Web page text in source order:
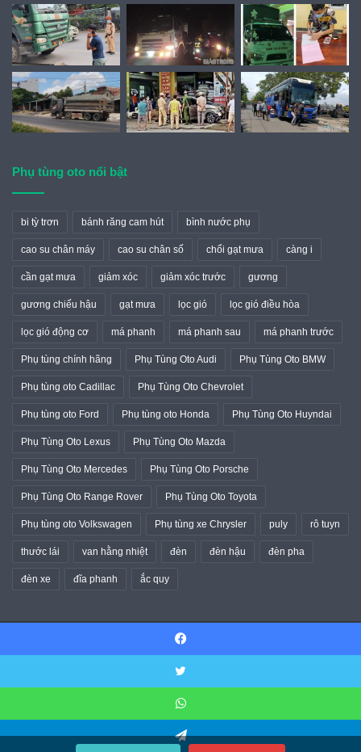
Phụ tùng oto nổi bật
bi tỳ trơn bánh răng cam hút bình nước phụ
cao su chân máy cao su chân số chổi gạt mưa càng i
cần gạt mưa giảm xóc giảm xóc trước gương
gương chiếu hậu gạt mưa lọc gió lọc gió điều hòa
lọc gió động cơ má phanh má phanh sau má phanh trước
Phụ tùng chính hãng Phụ Tùng Oto Audi Phụ Tùng Oto BMW
Phụ tùng oto Cadillac Phụ Tùng Oto Chevrolet
Phụ tùng oto Ford Phụ tùng oto Honda Phụ Tùng Oto Huyndai
Phụ Tùng Oto Lexus Phụ Tùng Oto Mazda
Phụ Tùng Oto Mercedes Phụ Tùng Oto Porsche
Phụ Tùng Oto Range Rover Phụ Tùng Oto Toyota
Phụ tùng oto Volkswagen Phụ tùng xe Chrysler puly rô tuyn
thước lái van hằng nhiệt đèn đèn hậu đèn pha
đèn xe đĩa phanh ắc quy
About
TwitterYouTubeInstagram
Facebook
Twitter
WhatsApp